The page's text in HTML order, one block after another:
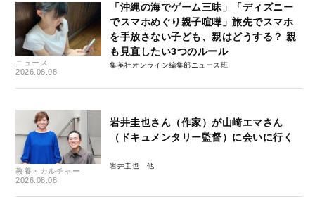
ニュース
2026.08.08
「沖縄の海でゲーム三昧」「ディズニー
でスマホめぐり親子喧嘩」旅先でスマホ
を手放さない子ども、親はどうする？ 親
も見直したい3つのルール
集英社オンライン編集部ニュース班
教養・カルチャー
2026.08.08
岩井圭也さん（作家）が山崎エマさん
（ドキュメンタリー監督）に会いに行く
岩井圭也